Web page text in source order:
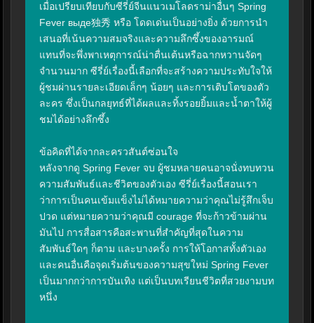
เมื่อเปรียบเทียบกับซีรี่ย์จีนแนวเมโลดราม่าอื่นๆ Spring
Fever выде独秀 หรือ โดดเด่นเป็นอย่างยิ่ง ด้วยการนำ
เสนอที่เน้นความสมจริงและความลึกซึ้งของอารมณ์
แทนที่จะพึ่งพาเหตุการณ์น่าตื่นเต้นหรือฉากหวานจัดๆ
จำนวนมาก ซีรี่ย์เรื่องนี้เลือกที่จะสร้างความประทับใจให้
ผู้ชมผ่านรายละเอียดเล็กๆ น้อยๆ และการเติบโตของตัว
ละคร ซึ่งเป็นกลยุทธ์ที่ได้ผลและทิ้งรอยยิ้มและน้ำตาให้ผู้
ชมได้อย่างลึกซึ้ง
ข้อคิดที่ได้จากละครวสันต์ซ่อนใจ
หลังจากดู Spring Fever จบ ผู้ชมหลายคนอาจนั่งทบทวน
ความสัมพันธ์และชีวิตของตัวเอง ซีรี่ย์เรื่องนี้สอนเรา
ว่าการเป็นคนเข้มแข็งไม่ได้หมายความว่าคุณไม่รู้สึกเจ็บ
ปวด แต่หมายความว่าคุณมี courage ที่จะก้าวข้ามผ่าน
มันไป การสื่อสารคือสะพานที่สำคัญที่สุดในความ
สัมพันธ์ใดๆ ก็ตาม และบางครั้ง การให้โอกาสทั้งตัวเอง
และคนอื่นคือจุดเริ่มต้นของความสุขใหม่ Spring Fever
เป็นมากกว่าการบันเทิง แต่เป็นบทเรียนชีวิตที่สวยงามบท
หนึ่ง